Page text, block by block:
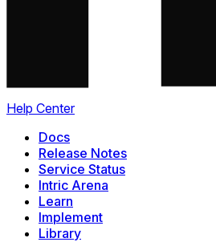
Help Center
Docs
Release Notes
Service Status
Intric Arena
Learn
Implement
Library